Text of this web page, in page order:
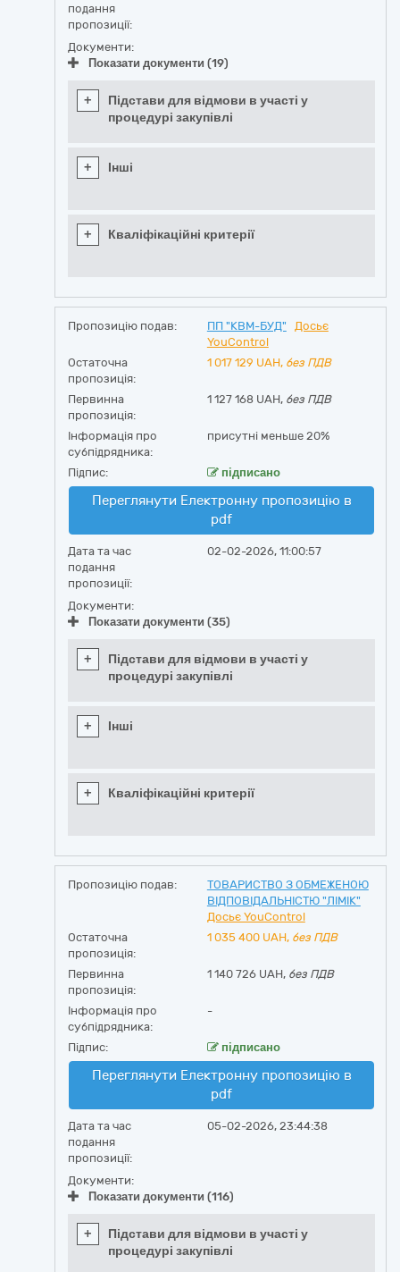
подання
пропозиції:
Документи:
Показати документи (19)
+
Підстави для відмови в участі у
процедурі закупівлі
+ Інші
+ Кваліфікаційні критерії
Пропозицію подав: ПП "КВМ-БУД"
Досьє
YouControl
Остаточна
пропозиція:
1 017 129 UAH, без ПДВ
Первинна
пропозиція:
1 127 168 UAH, без ПДВ
Інформація про
субпідрядника:
присутні меньше 20%
Підпис: підписано
Переглянути Електронну пропозицію в
pdf
Дата та час
подання
пропозиції:
02-02-2026, 11:00:57
Документи:
Показати документи (35)
+
Підстави для відмови в участі у
процедурі закупівлі
+ Інші
+ Кваліфікаційні критерії
Пропозицію подав:
ТОВАРИСТВО З ОБМЕЖЕНОЮ
ВІДПОВІДАЛЬНІСТЮ "ЛІМІК"
Досьє YouControl
Остаточна
пропозиція:
1 035 400 UAH, без ПДВ
Первинна
пропозиція:
1 140 726 UAH, без ПДВ
Інформація про
субпідрядника:
-
Підпис: підписано
Переглянути Електронну пропозицію в
pdf
Дата та час
подання
пропозиції:
05-02-2026, 23:44:38
Документи:
Показати документи (116)
+
Підстави для відмови в участі у
процедурі закупівлі